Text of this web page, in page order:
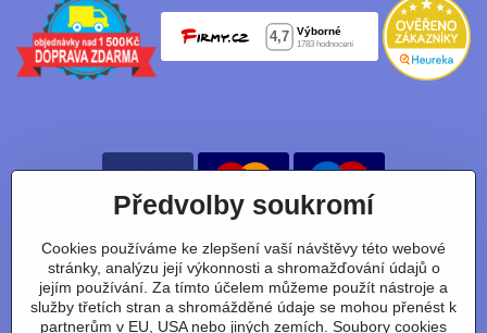
Nájdete nás taky na:
Facebook Instagram Youtube Tiktok
Předvolby soukromí
Cookies používáme ke zlepšení vaší návštěvy této webové
stránky, analýzu její výkonnosti a shromažďování údajů o
jejím používání. Za tímto účelem můžeme použít nástroje a
služby třetích stran a shromážděné údaje se mohou přenést k
partnerům v EU, USA nebo jiných zemích. Soubory cookies